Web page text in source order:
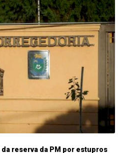
reserva da PM por estupros